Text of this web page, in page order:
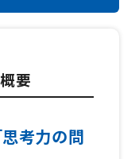
要
考力の問